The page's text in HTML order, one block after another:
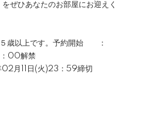
ぜひあなたのお部屋にお迎えく
５歳以上です。予約開始 ：
00解禁
月11日(火)23：59締切